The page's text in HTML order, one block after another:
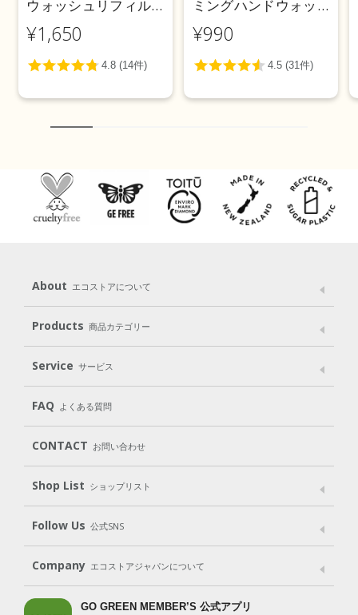
ウォッシュリフィル
＜レモングラス＆ラ
イムリーフ＞850mL
¥1,650
ミングハンドウォッ
シュポンプ ＜シトラ
スバースト＞ 250ｍL
¥990
About エコストアについて
メッセージ ブランドストーリー
パッケージへのこだわり
動物実験をしない
Products 商品カテゴリー
Laundry
Cleaning Baby Kids
Body（ボディ） Hair（ヘア） Oral care（オーラルケア）
Goods （グッズ）
Gift set
Service サービス
User Guide
Subscription（定期便）
FAQ よくある質問
CONTACT お問い合わせ
Shop List ショップリスト
Shop List
Follow Us 公式SNS
LINE＠ Instagram Facebook
Company エコストアジャパンについて
会社案内 ご利用規約 プライバシーポリシー
GO GREEN MEMBER’S 公式アプリ